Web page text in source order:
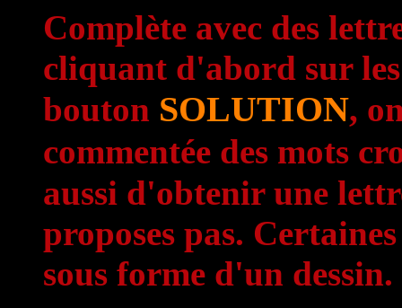
Complète avec des
cliquant d'abord sur
bouton SOLUTION,
commentée des mots
aussi d'obtenir une
proposes pas.
sous forme d'un dessin.